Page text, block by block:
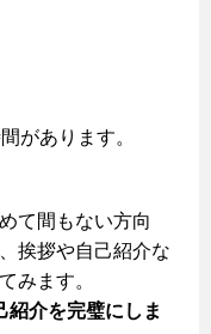
があります。
て間もない方向
挨拶や自己紹介な
みます。
紹介を完璧にしま